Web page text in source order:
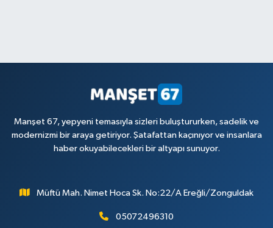
Manşet 67, yepyeni temasıyla sizleri buluştururken, sadelik ve
modernizmi bir araya getiriyor. Şatafattan kaçınıyor ve insanlara
haber okuyabilecekleri bir altyapı sunuyor.
Müftü Mah. Nimet Hoca Sk. No:22/A Ereğli/Zonguldak
05072496310